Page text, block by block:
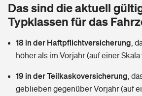
Rentenrechner: Wie viel Geld bekomme
Wer versichert was: Jetzt Versicherer
Vermieterrrechtsschutz
Mietkautionsversicherung
Zur Übersicht
Kinderunfall­ver­si­che­rung
Reiseversicherung
Tierkrankenversicherung
Zur Übersicht
Tools
Das sind die aktuell
Typklassen für das
18 in der Haftpflichtversicherung
höher als im Vorjahr (auf einer Skala
19 in der Teilkaskoversicherung
geblieben gegenüber Vorjahr (auf